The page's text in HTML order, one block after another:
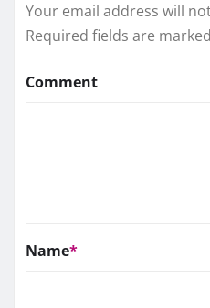
Your email address will
Required fields are marked
Comment
Name*